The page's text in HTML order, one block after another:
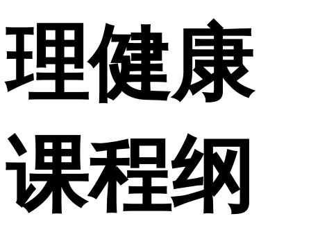
理健康
课程纲